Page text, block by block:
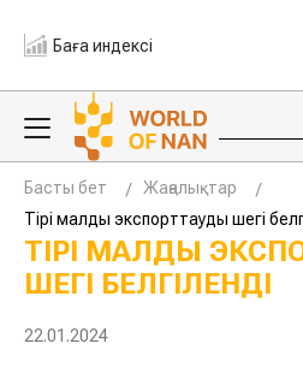
Баға индексі
Басты бет
Жаңалықтар
Тірі малды экспорттаудың шегі
ТІРІ МАЛДЫ
ШЕГІ БЕЛГІЛЕНДІ
22.01.2024